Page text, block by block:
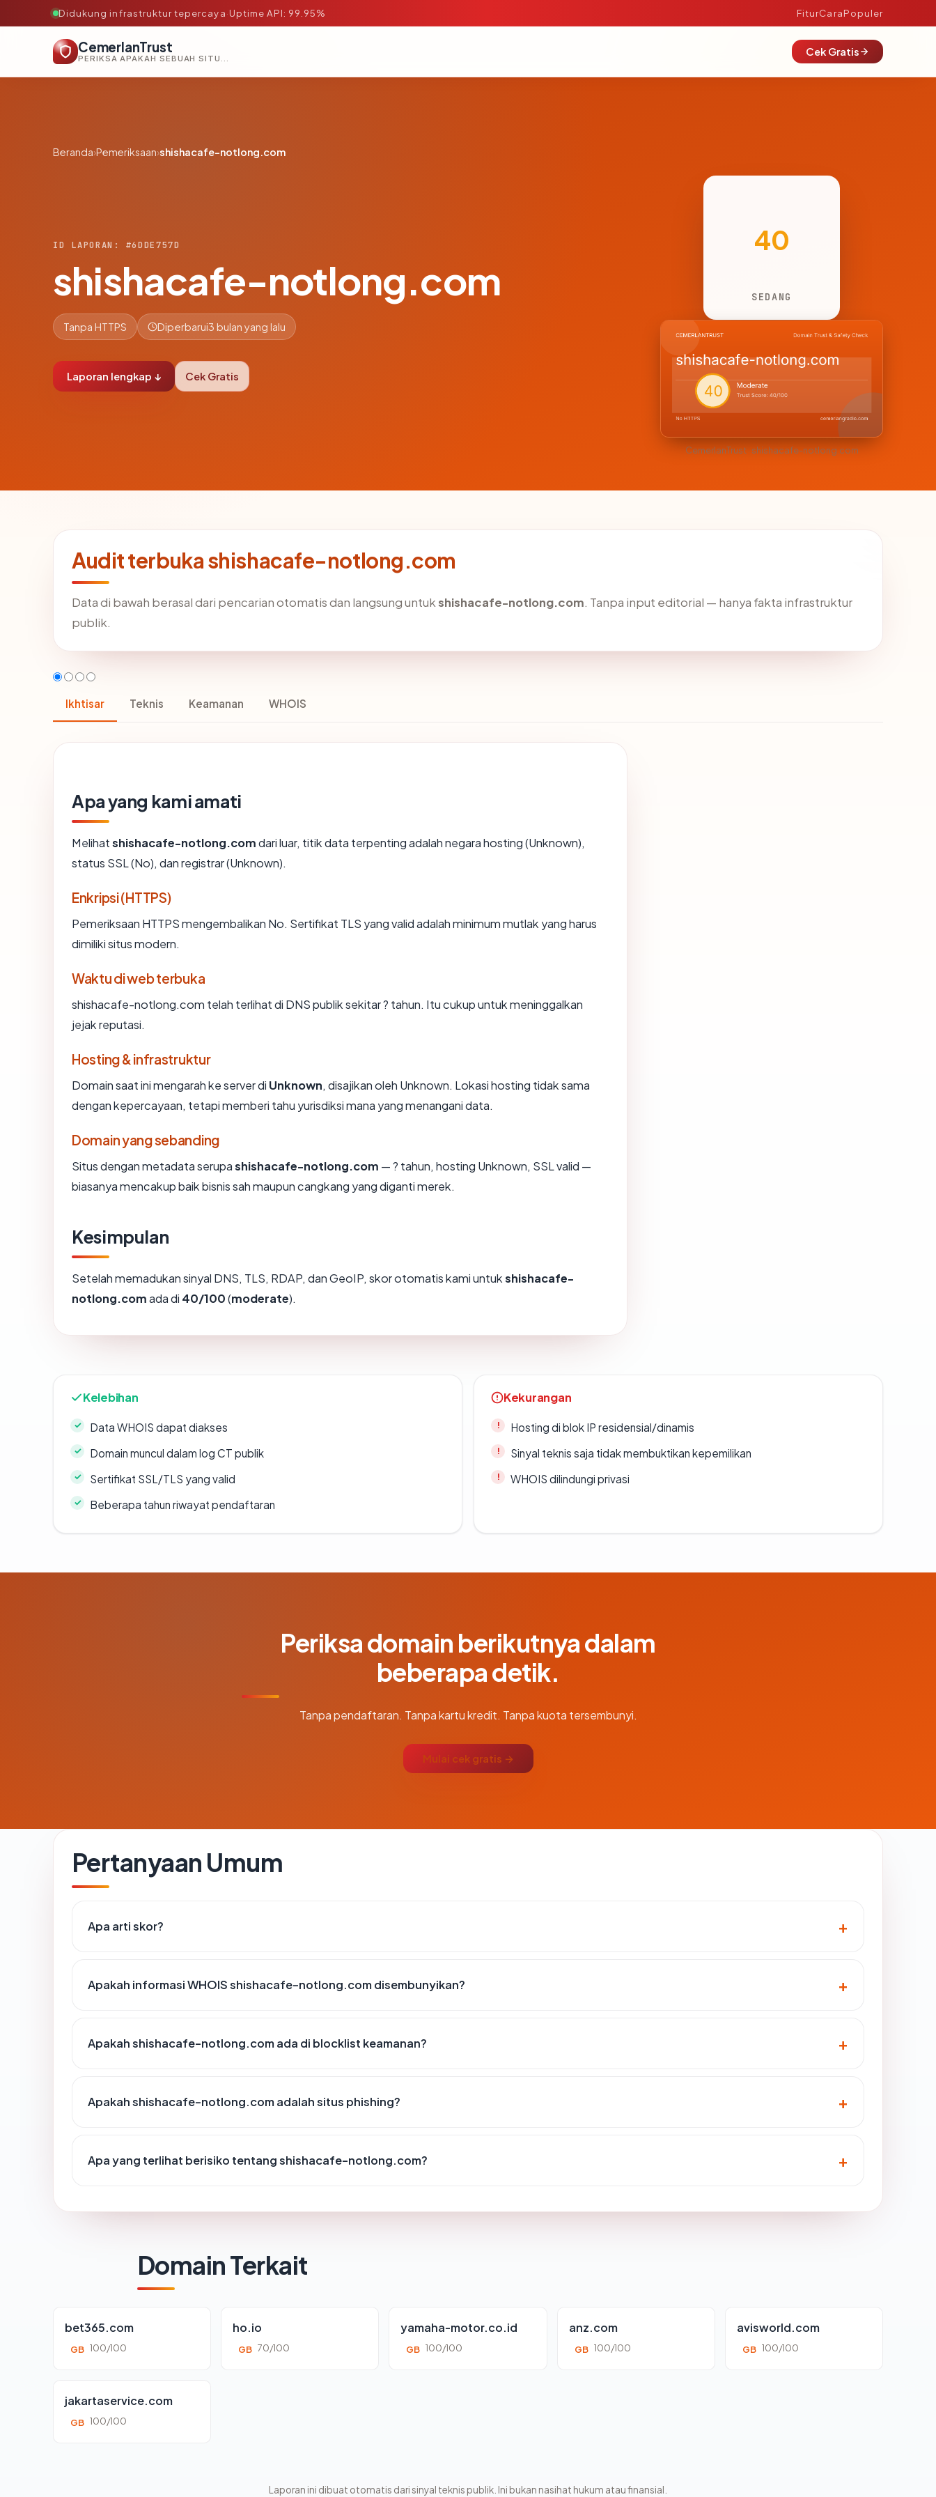
Didukung infrastruktur tepercaya·Uptime API: 99.95% FiturCaraPopuler
CemerlanTrust
PERIKSA APAKAH SEBUAH SITUS AMAN, TEPERCAYA, DAN TERVERIFIKASI DALAM HITUNGAN DETIK.
Cek Gratis
Beranda›Pemeriksaan›shishacafe-notlong.com
ID LAPORAN: #6DDE757D
shishacafe-notlong.com
Tanpa HTTPS Diperbarui3 bulan yang lalu
Laporan lengkap ↓ Cek Gratis
40
SEDANG
CemerlanTrust · shishacafe-notlong.com
Audit terbuka shishacafe-notlong.com
Data di bawah berasal dari pencarian otomatis dan langsung untukshishacafe-notlong.com. Tanpa input editorial — hanya fakta infrastruktur
publik.
Ikhtisar Teknis Keamanan WHOIS
Apa yang kami amati
Melihatshishacafe-notlong.comdari luar, titik data terpenting adalah negara hosting (Unknown),
status SSL (No), dan registrar (Unknown).
Enkripsi (HTTPS)
Pemeriksaan HTTPS mengembalikan No. Sertifikat TLS yang valid adalah minimum mutlak yang harus
dimiliki situs modern.
Waktu di web terbuka
shishacafe-notlong.com telah terlihat di DNS publik sekitar ? tahun. Itu cukup untuk meninggalkan
jejak reputasi.
Hosting & infrastruktur
Domain saat ini mengarah ke server di Unknown, disajikan oleh Unknown. Lokasi hosting tidak sama
dengan kepercayaan, tetapi memberi tahu yurisdiksi mana yang menangani data.
Domain yang sebanding
Situs dengan metadata serupashishacafe-notlong.com — ? tahun, hosting Unknown, SSL valid —
biasanya mencakup baik bisnis sah maupun cangkang yang diganti merek.
Kesimpulan
Setelah memadukan sinyal DNS, TLS, RDAP, dan GeoIP, skor otomatis kami untukshishacafe-
notlong.comada di 40/100(moderate).
Kelebihan
Data WHOIS dapat diakses
Domain muncul dalam log CT publik
Sertifikat SSL/TLS yang valid
Beberapa tahun riwayat pendaftaran
Kekurangan
Hosting di blok IP residensial/dinamis
Sinyal teknis saja tidak membuktikan kepemilikan
WHOIS dilindungi privasi
Periksa domain berikutnya dalam
beberapa detik.
Tanpa pendaftaran. Tanpa kartu kredit. Tanpa kuota tersembunyi.
Mulai cek gratis →
Pertanyaan Umum
Apa arti skor?
Apakah informasi WHOIS shishacafe-notlong.com disembunyikan?
Apakah shishacafe-notlong.com ada di blocklist keamanan?
Apakah shishacafe-notlong.com adalah situs phishing?
Apa yang terlihat berisiko tentang shishacafe-notlong.com?
Domain Terkait
bet365.com
GB 100/100
ho.io
GB 70/100
yamaha-motor.co.id
GB 100/100
anz.com
GB 100/100
avisworld.com
GB 100/100
jakartaservice.com
GB 100/100
Laporan ini dibuat otomatis dari sinyal teknis publik. Ini bukan nasihat hukum atau finansial.